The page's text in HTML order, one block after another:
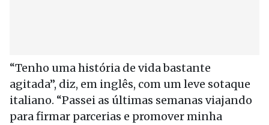
“Tenho uma história de vida bastante
agitada”, diz, em inglês, com um leve sotaque
italiano. “Passei as últimas semanas viajando
para firmar parcerias e promover minha